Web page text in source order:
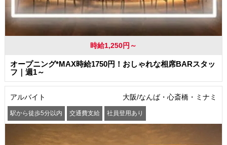
時給1,250円～
オープニング*MAX時給1750円！おしゃれな相席BARスタッ
フ｜週1～
アルバイト 大阪/なんば・心斎橋・ミナミ
駅から徒歩5分以内 交通費支給 社員登用あり